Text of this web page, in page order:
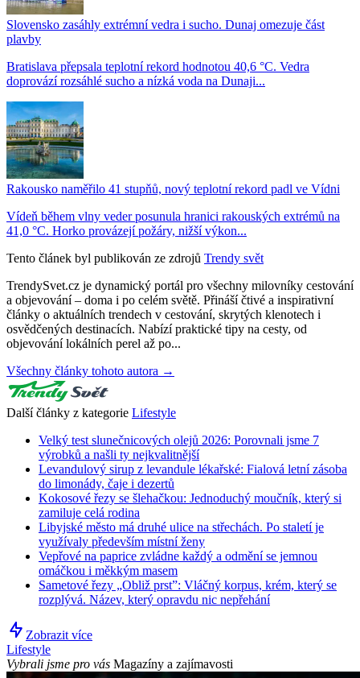
Slovensko zasáhly extrémní vedra i sucho. Dunaj omezuje část
plavby
Bratislava přepsala teplotní rekord hodnotou 40,6 °C. Vedra
doprovází rozsáhlé sucho a nízká voda na Dunaji...
Rakousko naměřilo 41 stupňů, nový teplotní rekord padl ve Vídni
Vídeň během vlny veder posunula hranici rakouských extrémů na
41,0 °C. Horko provázejí požáry, nižší výkon...
Tento článek byl publikován ze zdrojů Trendy svět
TrendySvet.cz je dynamický portál pro všechny milovníky cestování
a objevování – doma i po celém světě. Přináší čtivé a inspirativní
články o aktuálních trendech v cestování, skrytých klenotech i
osvědčených destinacích. Nabízí praktické tipy na cesty, od
objevování lokálních perel až po...
Všechny články tohoto autora →
Další články z kategorie Lifestyle
Velký test slunečnicových olejů 2026: Porovnali jsme 7
výrobků a našli ty nejkvalitnější
Levandulový sirup z levandule lékařské: Fialová letní zásoba
do limonády, čaje i dezertů
Kokosové řezy se šlehačkou: Jednoduchý moučník, který si
zamiluje celá rodina
Libyjské město má druhé ulice na střechách. Po staletí je
využívaly především místní ženy
Vepřové na paprice zvládne každý a odmění se jemnou
omáčkou i měkkým masem
Sametové řezy „Obliž prst”: Vláčný korpus, krém, který se
rozplývá. Název, který opravdu nic nepřehání
Zobrazit více
Lifestyle
Vybrali jsme pro vás Magazíny a zajímavosti